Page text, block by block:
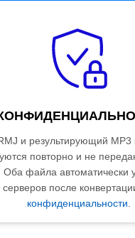
и результирующий MP3
повторно и не
файла автоматически
после
конфиденциальности.